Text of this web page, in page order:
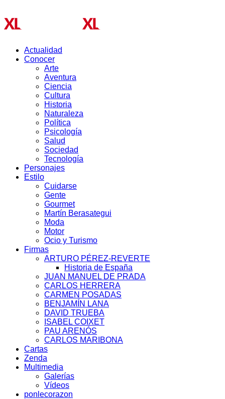
Actualidad
Conocer
Arte
Aventura
Ciencia
Cultura
Historia
Naturaleza
Política
Psicología
Salud
Sociedad
Tecnología
Personajes
Estilo
Cuidarse
Gente
Gourmet
Martín Berasategui
Moda
Motor
Ocio y Turismo
Firmas
ARTURO PÉREZ-REVERTE
Historia de España
JUAN MANUEL DE PRADA
CARLOS HERRERA
CARMEN POSADAS
BENJAMÍN LANA
DAVID TRUEBA
ISABEL COIXET
PAU ARENÓS
CARLOS MARIBONA
Cartas
Zenda
Multimedia
Galerías
Vídeos
ponlecorazon